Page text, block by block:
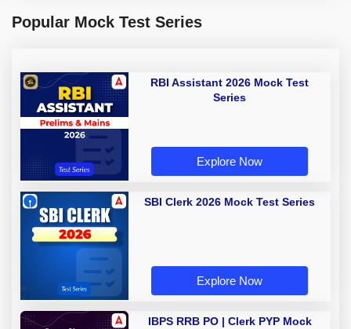
Popular Mock Test Series
RBI Assistant 2026 Mock Test
Series
Explore Now
SBI Clerk 2026 Mock Test Series
Explore Now
IBPS RRB PO | Clerk PYP Mock